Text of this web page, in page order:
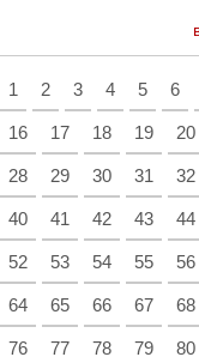
1 2 3 4 5 6
16 17 18 19 20
28 29 30 31 32
40 41 42 43 44
52 53 54 55 56
64 65 66 67 68
76 77 78 79 80